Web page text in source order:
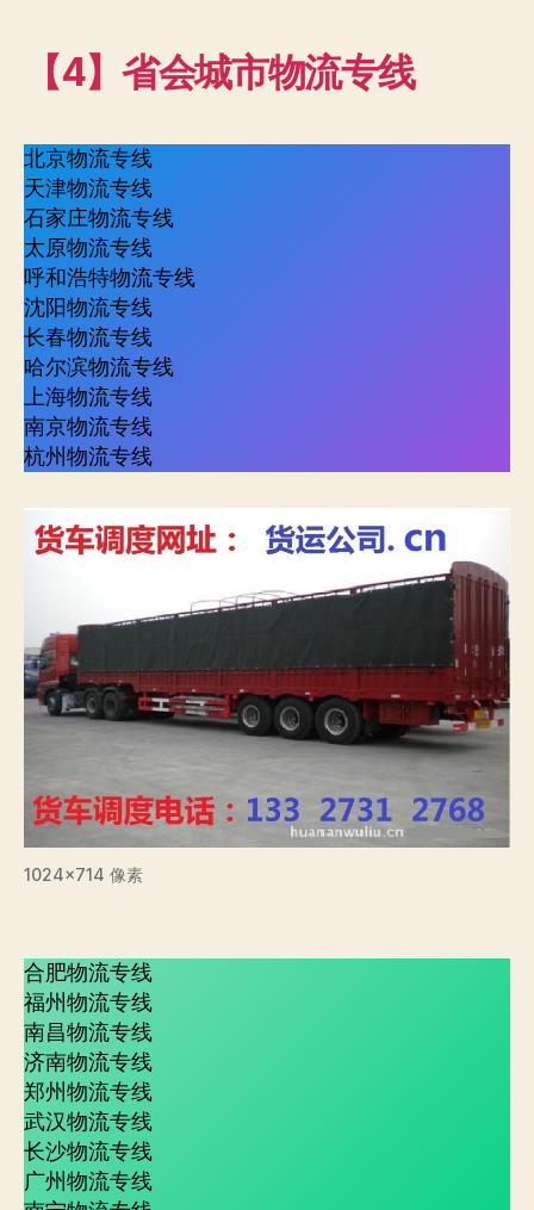
【4】省会城市物流专线
北京物流专线
天津物流专线
石家庄物流专线
太原物流专线
呼和浩特物流专线
沈阳物流专线
长春物流专线
哈尔滨物流专线
上海物流专线
南京物流专线
杭州物流专线
1024×714 像素
合肥物流专线
福州物流专线
南昌物流专线
济南物流专线
郑州物流专线
武汉物流专线
长沙物流专线
广州物流专线